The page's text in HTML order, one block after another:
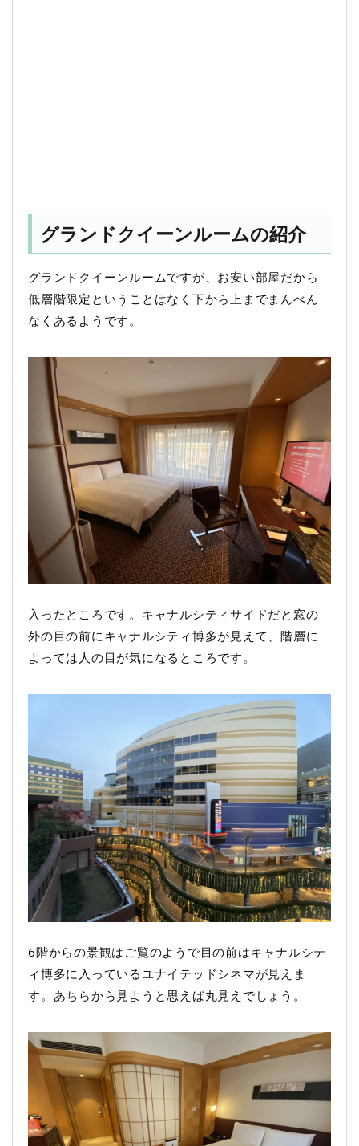
グランドクイーンルームの紹介
グランドクイーンルームですが、お安い部屋だから
低層階限定ということはなく下から上までまんべん
なくあるようです。
入ったところです。キャナルシティサイドだと窓の
外の目の前にキャナルシティ博多が見えて、階層に
よっては人の目が気になるところです。
6階からの景観はご覧のようで目の前はキャナルシテ
ィ博多に入っているユナイテッドシネマが見えま
す。あちらから見ようと思えば丸見えでしょう。